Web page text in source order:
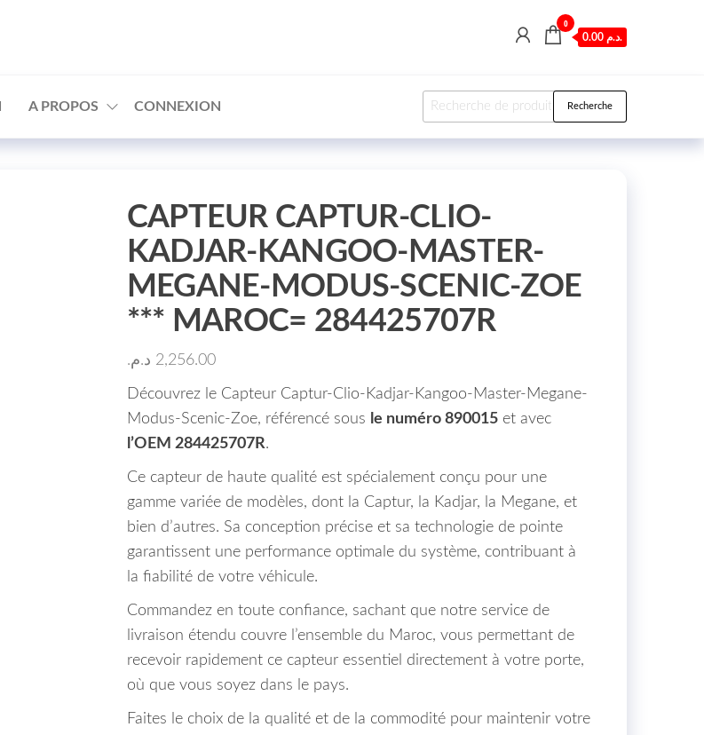
0
0.00 د.م.
A PROPOS CONNEXION Recherche pour : Recherche
CAPTEUR CAPTUR-CLIO-
KADJAR-KANGOO-MASTER-
MEGANE-MODUS-SCENIC-ZOE
*** MAROC= 284425707R
2,256.00 د.م.
Découvrez le Capteur Captur-Clio-Kadjar-Kangoo-Master-Megane-
Modus-Scenic-Zoe, référencé sous le numéro 890015et avec
l’OEM 284425707R.
Ce capteur de haute qualité est spécialement conçu pour une
gamme variée de modèles, dont la Captur, la Kadjar, la Megane, et
bien d’autres. Sa conception précise et sa technologie de pointe
garantissent une performance optimale du système, contribuant à
la fiabilité de votre véhicule.
Commandez en toute confiance, sachant que notre service de
livraison étendu couvre l’ensemble du Maroc, vous permettant de
recevoir rapidement ce capteur essentiel directement à votre porte,
où que vous soyez dans le pays.
Faites le choix de la qualité et de la commodité pour maintenir votre